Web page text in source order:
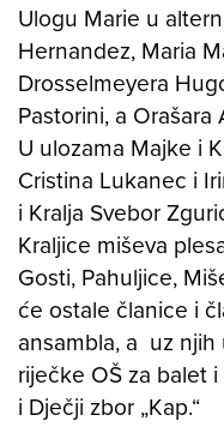
Ulogu Marie u
Hernandez, Maria
Drosselmeyera
Pastorini, a
U ulozama Majke i
Cristina Lukanec i
i Kralja Svebor
Kraljice miševa
Gosti, Pahuljice,
će ostale članice i
ansambla, a uz
riječke OŠ za balet
i Dječji zbor „Kap.“